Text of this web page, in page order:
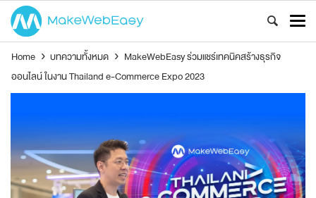
Home › บทความทั้งหมด › MakeWebEasy ร่วมแชร์เทคนิคสร้างธุรกิจ
ออนไลน์ ในงาน Thailand e-Commerce Expo 2023